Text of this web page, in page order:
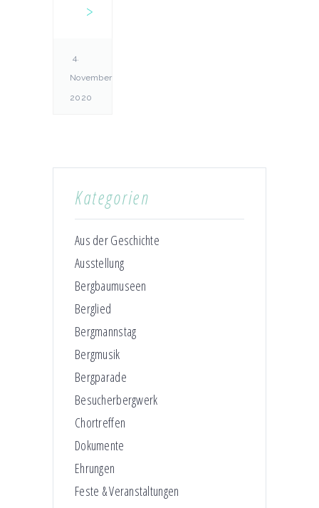
4.
November
2020
Kategorien
Aus der Geschichte
Ausstellung
Bergbaumuseen
Berglied
Bergmannstag
Bergmusik
Bergparade
Besucherbergwerk
Chortreffen
Dokumente
Ehrungen
Feste & Veranstaltungen